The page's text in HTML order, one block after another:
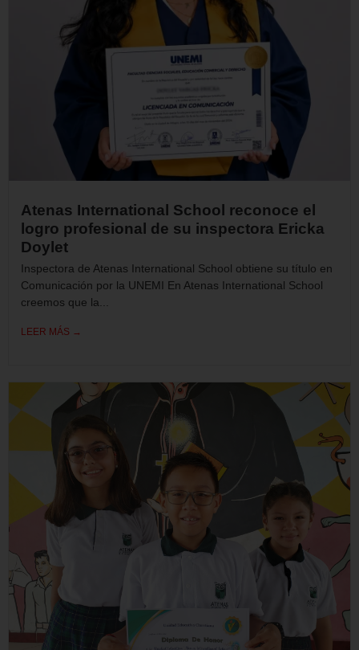
Atenas International School reconoce el
logro profesional de su inspectora Ericka
Doylet
Inspectora de Atenas International School obtiene su título en
Comunicación por la UNEMI En Atenas International School
creemos que la...
LEER MÁS →